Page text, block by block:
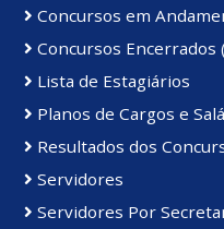
Concursos em
Concursos Encerrados
Lista de Estagiários
Planos de Cargos e
Resultados dos
Servidores
Servidores Por